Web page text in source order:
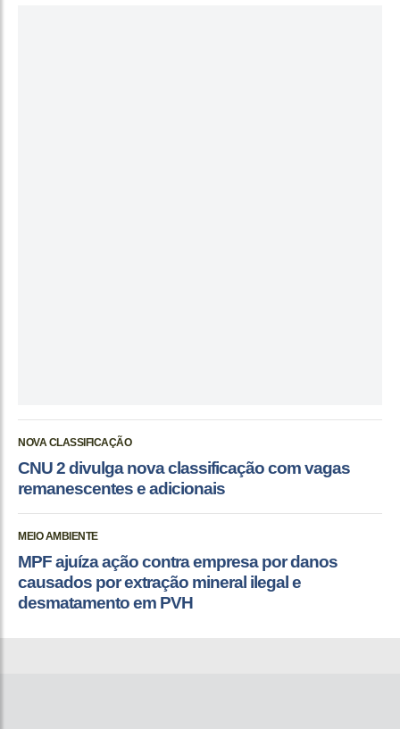
NOVA CLASSIFICAÇÃO
CNU 2 divulga nova classificação com vagas
remanescentes e adicionais
MEIO AMBIENTE
MPF ajuíza ação contra empresa por danos
causados por extração mineral ilegal e
desmatamento em PVH